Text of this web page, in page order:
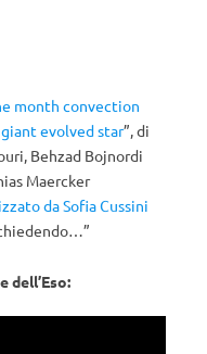
month convection
evolved star”, di
Behzad Bojnordi
Maercker
da Sofia Cussini
dell’Eso: